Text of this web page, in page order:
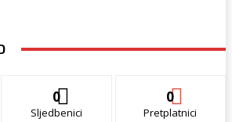
0
Sljedbenici
0
Pretplatnici